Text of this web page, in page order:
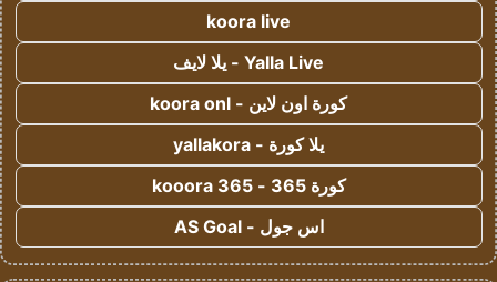
koora live
Yalla Live - يلا لايف
كورة اون لاين - koora onl
يلا كورة - yallakora
كورة 365 - kooora 365
اس جول - AS Goal